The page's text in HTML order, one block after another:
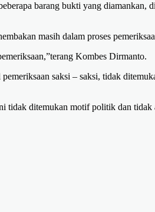
barang bukti yang diamankan,
masih dalam proses
Kombes Dirmanto.
saksi – saksi, tidak
tidak ditemukan motif politik dan